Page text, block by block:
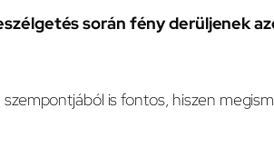
során fény derüljenek
is fontos, hiszen